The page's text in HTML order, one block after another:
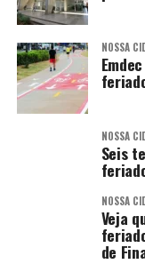
NOSSA
NOSSA
Seis
NOSSA
Veja
de